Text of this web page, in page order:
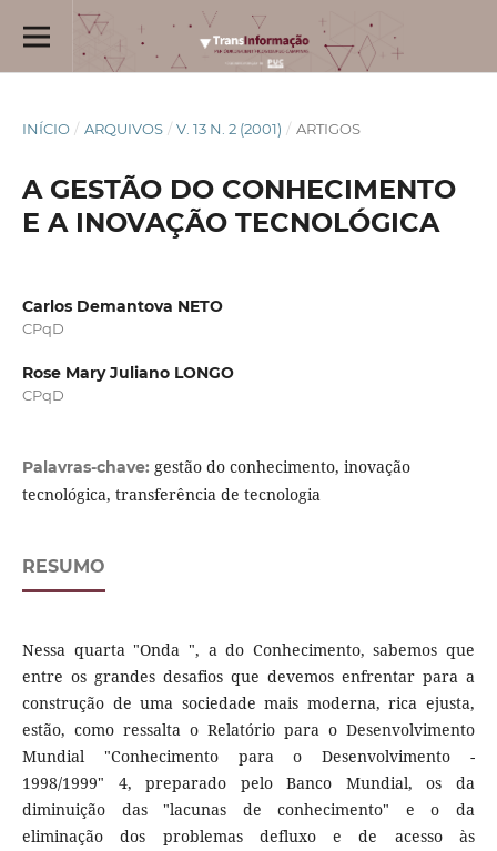
INÍCIO / ARQUIVOS / V. 13 N. 2 (2001) / ARTIGOS
A GESTÃO DO CONHECIMENTO
E A INOVAÇÃO TECNOLÓGICA
Carlos Demantova NETO
CPqD
Rose Mary Juliano LONGO
CPqD
Palavras-chave: gestão do conhecimento, inovação
tecnológica, transferência de tecnologia
RESUMO
Nessa quarta "Onda ", a do Conhecimento, sabemos que
entre os grandes desafios que devemos enfrentar para a
construção de uma sociedade mais moderna, rica ejusta,
estão, como ressalta o Relatório para o Desenvolvimento
Mundial "Conhecimento para o Desenvolvimento -
1998/1999" 4, preparado pelo Banco Mundial, os da
diminuição das "lacunas de conhecimento" e o da
eliminação dos problemas defluxo e de acesso às